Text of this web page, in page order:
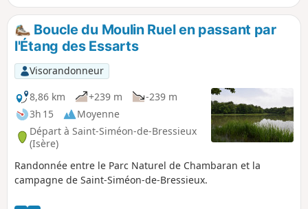
Boucle du Moulin Ruel en passant par
l'Étang des Essarts
Visorandonneur
8,86 km
+239 m
-239 m
3h 15
Moyenne
Départ à Saint-Siméon-de-Bressieux
(Isère)
Randonnée entre le Parc Naturel de Chambaran et la
campagne de Saint-Siméon-de-Bressieux.